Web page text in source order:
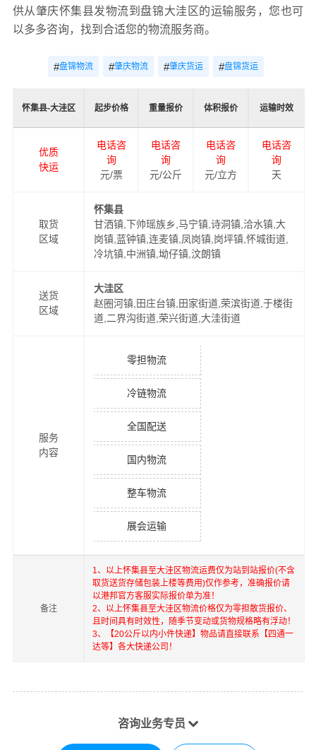
供从肇庆怀集县发物流到盘锦大洼区的运输服务，您也可
以多多咨询，找到合适您的物流服务商。
#盘锦物流 #肇庆物流 #肇庆货运 #盘锦货运
怀集县-大洼区 起步价格 重量报价 体积报价 运输时效
优质
快运
电话咨
询
元/票
电话咨
询
元/公斤
电话咨
询
元/立方
电话咨
询
天
取货
区域
怀集县
甘洒镇,下帅瑶族乡,马宁镇,诗洞镇,洽水镇,大
岗镇,蓝钟镇,连麦镇,凤岗镇,岗坪镇,怀城街道,
冷坑镇,中洲镇,坳仔镇,汶朗镇
送货
区域
大洼区
赵圈河镇,田庄台镇,田家街道,荣滨街道,于楼街
道,二界沟街道,荣兴街道,大洼街道
服务
内容
零担物流
冷链物流
全国配送
国内物流
整车物流
展会运输
备注
1、以上怀集县至大洼区物流运费仅为站到站报价(不含
取货送货存储包装上楼等费用)仅作参考，准确报价请
以港邦官方客服实际报价单为准！
2、以上怀集县至大洼区物流价格仅为零担散货报价、
且时间具有时效性，随季节变动或货物规格略有浮动！
3、【20公斤以内小件快递】物品请直接联系【四通一
达等】各大快递公司！
咨询业务专员